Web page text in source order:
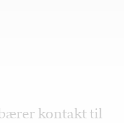
kontakt til